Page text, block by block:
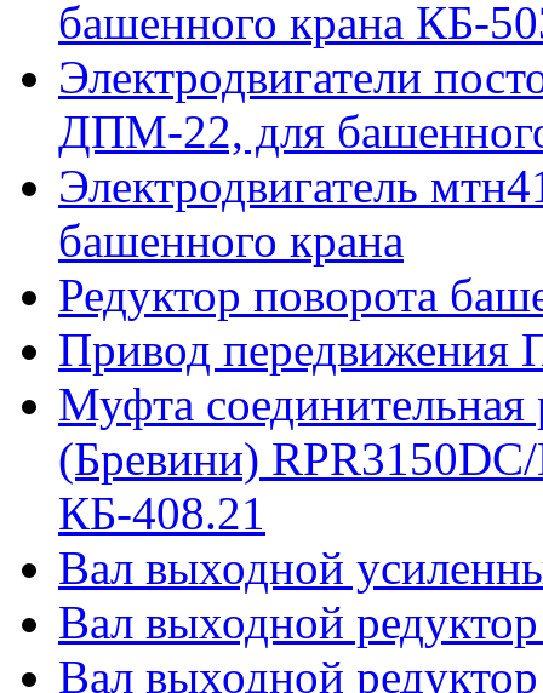
башенного крана КБ-
Электродвигатели
ДПМ-22, для
Электродвигатель
башенного крана
Редуктор поворота
Привод передвижения
Муфта
(Бревини)
КБ-408.21
Вал выходной
Вал выходной
Вал выходной